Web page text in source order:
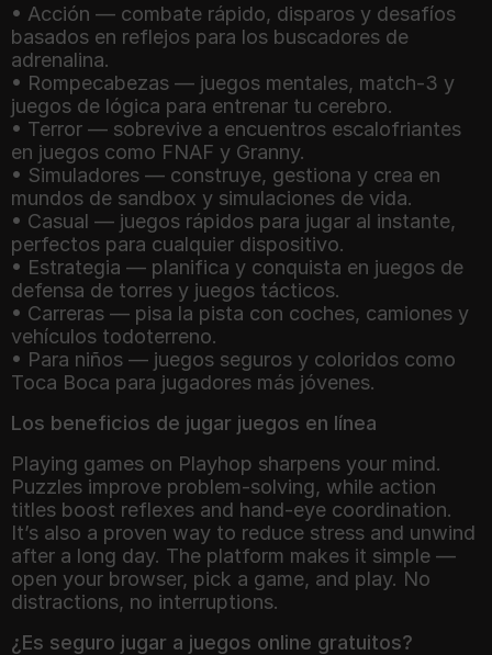
• Acción — combate rápido, disparos y desafíos
basados en reflejos para los buscadores de
adrenalina.
• Rompecabezas — juegos mentales, match-3 y
juegos de lógica para entrenar tu cerebro.
• Terror — sobrevive a encuentros escalofriantes
en juegos como FNAF y Granny.
• Simuladores — construye, gestiona y crea en
mundos de sandbox y simulaciones de vida.
• Casual — juegos rápidos para jugar al instante,
perfectos para cualquier dispositivo.
• Estrategia — planifica y conquista en juegos de
defensa de torres y juegos tácticos.
• Carreras — pisa la pista con coches, camiones y
vehículos todoterreno.
• Para niños — juegos seguros y coloridos como
Toca Boca para jugadores más jóvenes.
Los beneficios de jugar juegos en línea
Playing games on Playhop sharpens your mind.
Puzzles improve problem-solving, while action
titles boost reflexes and hand-eye coordination.
It’s also a proven way to reduce stress and unwind
after a long day. The platform makes it simple —
open your browser, pick a game, and play. No
distractions, no interruptions.
¿Es seguro jugar a juegos online gratuitos?